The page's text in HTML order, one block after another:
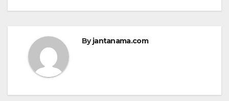
Byjantanama.com